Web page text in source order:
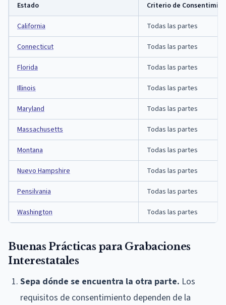
Estado Criterio de
California Todas las partes
Connecticut Todas las partes
Florida Todas las partes
Illinois Todas las partes
Maryland Todas las partes
Massachusetts Todas las partes
Montana Todas las partes
Nuevo Hampshire Todas las partes
Pensilvania Todas las partes
Washington Todas las partes
Buenas Prácticas para Grabaciones
Interestatales
Sepa dónde se encuentra la otra parte. Los
requisitos de consentimiento dependen de la